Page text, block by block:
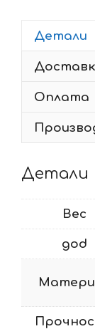
Детали
Оплата
Детали
Вес
god